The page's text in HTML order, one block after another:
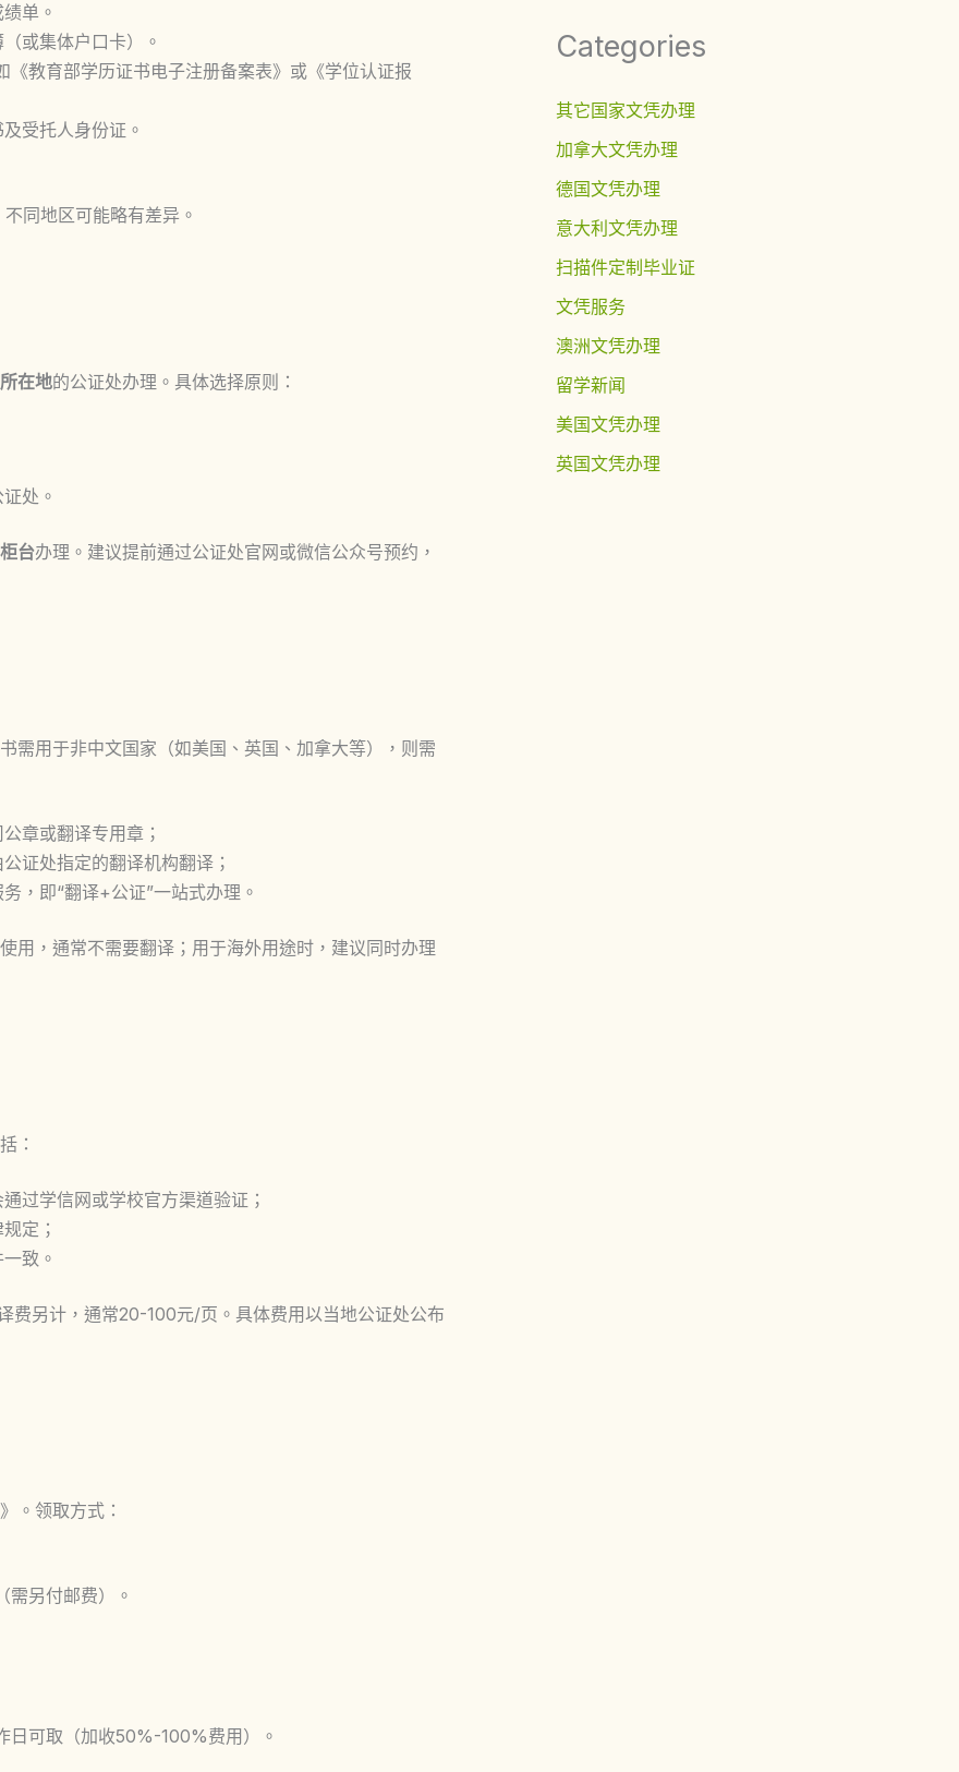
单。
或集体户口卡）。
《教育部学历证书电子注册备案表》或《学位认证报
受托人身份证。
同地区可能略有差异。
在地的公证处办理。具体选择原则：
处。
台办理。建议提前通过公证处官网或微信公众号预约，
需用于非中文国家（如美国、英国、加拿大等），则需
章或翻译专用章；
证处指定的翻译机构翻译；
，即“翻译+公证”一站式办理。
用，通常不需要翻译；用于海外用途时，建议同时办理
：
过学信网或学校官方渠道验证；
定；
致。
费另计，通常20-100元/页。具体费用以当地公证处公布
。领取方式：
需另付邮费）。
日可取（加收50%-100%费用）。
Categories
其它国家文凭办理
加拿大文凭办理
德国文凭办理
意大利文凭办理
扫描件定制毕业证
文凭服务
澳洲文凭办理
留学新闻
美国文凭办理
英国文凭办理